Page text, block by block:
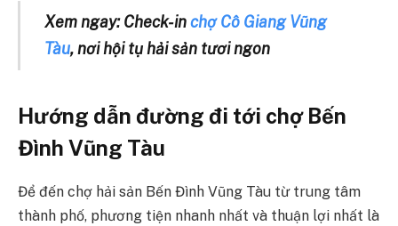
Xem ngay: Check-inchợ Cô Giang Vũng
Tàu, nơi hội tụ hải sản tươi ngon
Hướng dẫn đường đi tới chợ Bến
Đình Vũng Tàu
Để đến chợ hải sản Bến Đình Vũng Tàu từ trung tâm
thành phố, phương tiện nhanh nhất và thuận lợi nhất là